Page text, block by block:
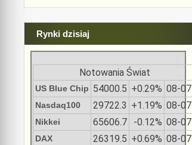
Rynki dzisiaj
Notowania Świat
US Blue Chip 54000.5 +0.29% 08-07
Nasdaq100 29722.3 +1.19% 08-07
Nikkei 65606.7 -0.12% 08-07
DAX 26319.5 +0.69% 08-07